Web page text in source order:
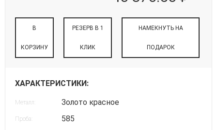
В
КОРЗИНУ
РЕЗЕРВ В 1
КЛИК
НАМЕКНУТЬ НА
ПОДАРОК
ХАРАКТЕРИСТИКИ:
Металл: Золото красное
Проба: 585